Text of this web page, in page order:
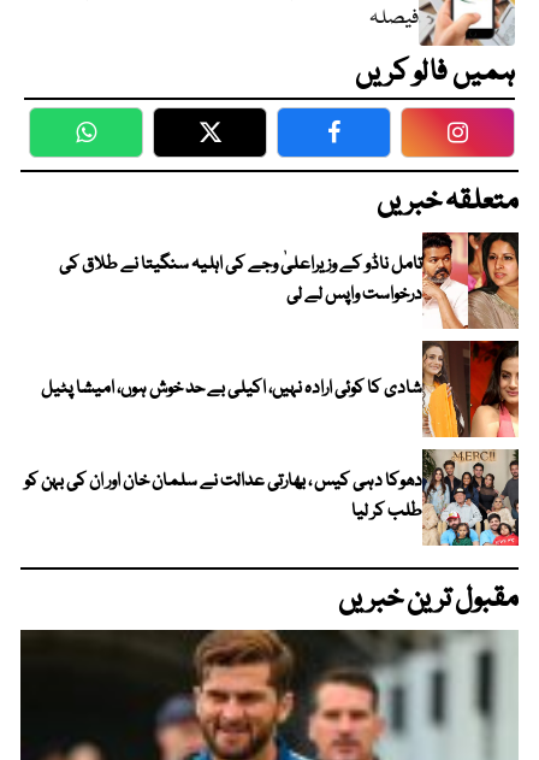
فیصلہ
ہمیں فالو کریں
WhatsApp Twitter Facebook
متعلقہ خبریں
تامل ناڈو کے وزیراعلیٰ وجے کی اہلیہ سنگیتا نے طلاق کی
درخواست واپس لے لی
شادی کا کوئی ارادہ نہیں، اکیلی بے حد خوش ہوں، امیشا پٹیل
دھوکا دہی کیس ، بھارتی عدالت نے سلمان خان اور ان کی بہن کو
طلب کر لیا
مقبول ترین خبریں